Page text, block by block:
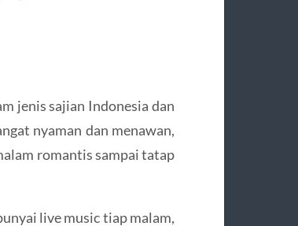
jenis sajian Indonesia dan
nyaman dan menawan,
romantis sampai tatap
live music tiap malam,